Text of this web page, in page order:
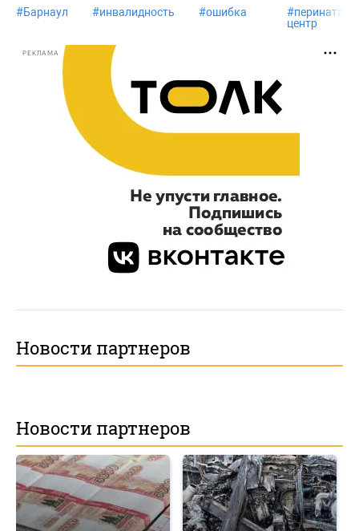
#Барнаул #инвалидность #ошибка #
центр
РЕКЛАМА
Новости партнеров
Новости партнеров